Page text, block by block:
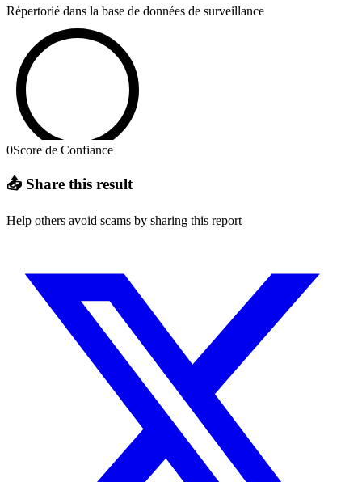
Répertorié dans la base de données de surveillance
0Score de Confiance
📤 Share this result
Help others avoid scams by sharing this report